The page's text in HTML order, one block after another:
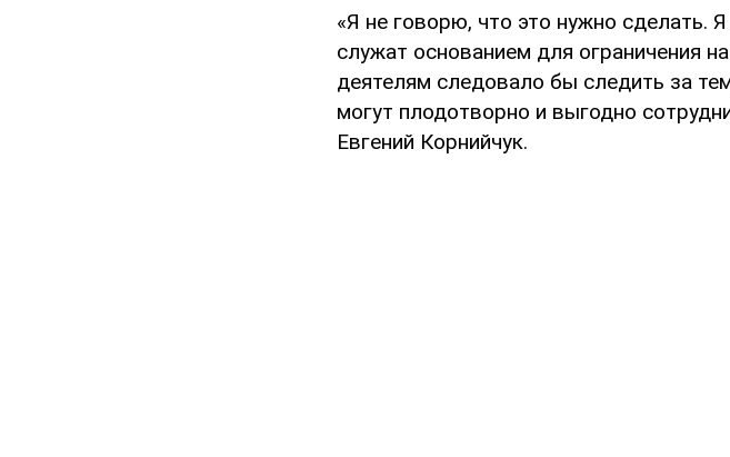
«Я не говорю, что это нужно сделать.
служат основанием для ограничения
деятелям следовало бы следить за
могут плодотворно и выгодно
Евгений Корнийчук.